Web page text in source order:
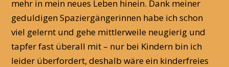
mehr in mein neues Leben hinein. Dank meiner
geduldigen Spaziergängerinnen habe ich schon
viel gelernt und gehe mittlerweile neugierig und
tapfer fast überall mit – nur bei Kindern bin ich
leider überfordert, deshalb wäre ein kinderfreies